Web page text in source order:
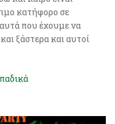
κατήφορο σε
που έχουμε να
ξάστερα και αυτοί